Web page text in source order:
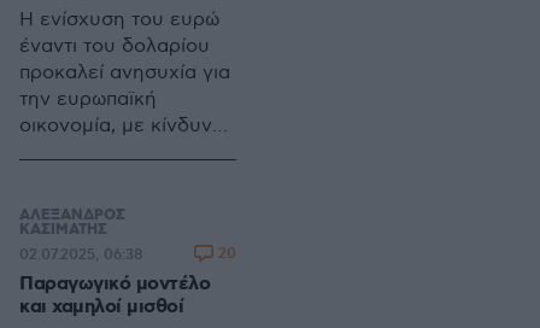
Η ενίσχυση του ευρώ
έναντι του δολαρίου
προκαλεί ανησυχία για
την ευρωπαϊκή
οικονομία, με κίνδυνο
ενώ η Ελλάδα θα
επωφεληθεί στις
εισαγωγές, αλλά θα
πληγεί στις εξαγωγές
και τον τουρισμό
ΑΛΕΞΑΝΔΡΟΣ
ΚΑΣΙΜΑΤΗΣ
Παραγωγικό μοντέλο
και χαμηλοί μισθοί
02.07.2025, 06:38 20